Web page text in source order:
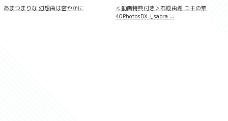
【デジタル限定 YJ PHOTO BOOK】十味写
真集「続・『ぽみ』！？ どこでもトレイ
あまつまりな 幻想曲は密やかに
＜動画特典付き＞石原由希 ユキの華
40PhotosDX［sabra ...